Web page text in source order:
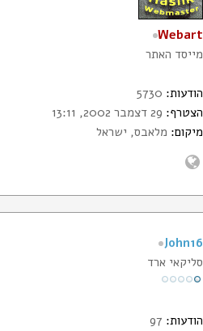
Webart
מייסד האתר
הודעות:
הצטרף:
מיקום: מלאבס, ישראל
John16
סליקאי ארד
הודעות: